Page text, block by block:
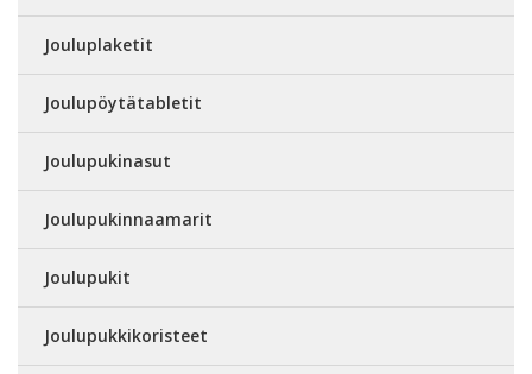
Jouluplaketit
Joulupöytätabletit
Joulupukinasut
Joulupukinnaamarit
Joulupukit
Joulupukkikoristeet